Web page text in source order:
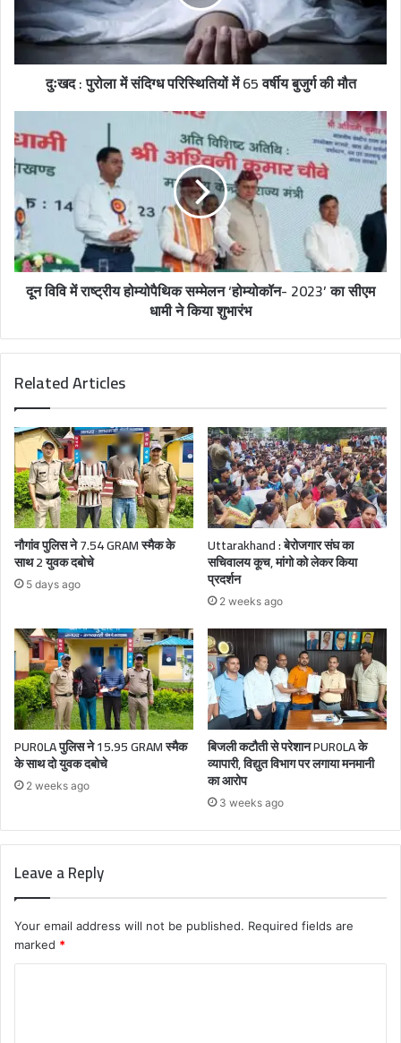
दुःखद : पुरोला में संदिग्ध परिस्थितियों में 65 वर्षीय बुजुर्ग की मौत
दून विवि में राष्ट्रीय होम्योपैथिक सम्मेलन ‘होम्योकॉन- 2023’ का सीएम
धामी ने किया शुभारंभ
Related Articles
नौगांव पुलिस ने 7.54 GRAM स्मैक के
साथ 2 युवक दबोचे
5 days ago
Uttarakhand : बेरोजगार संघ का
सचिवालय कूच, मांगो को लेकर किया
प्रदर्शन
2 weeks ago
PUR0LA पुलिस ने 15.95 GRAM स्मैक
के साथ दो युवक दबोचे
2 weeks ago
बिजली कटौती से परेशान PUR0LA के
व्यापारी, विद्युत विभाग पर लगाया मनमानी
का आरोप
3 weeks ago
Leave a Reply
Your email address will not be published. Required fields are
marked *